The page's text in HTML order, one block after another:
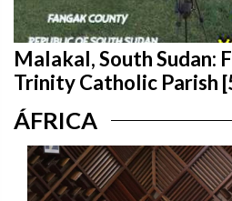
Malakal, South Sudan:
Trinity Catholic Parish
ÁFRICA